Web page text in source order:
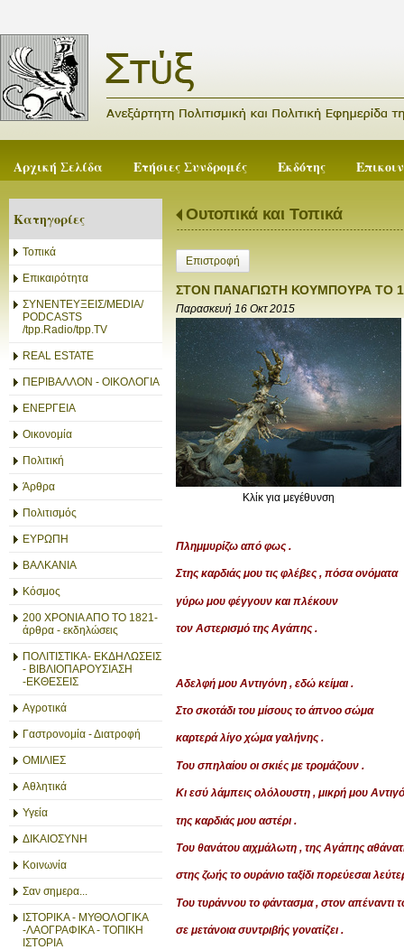
Αρχική Σελίδα Ετήσιες Συνδρομές Εκδότης
Κατηγορίες
Τοπικά
Επικαιρότητα
ΣΥΝΕΝΤΕΥΞΕΙΣ/MEDIA/
PODCASTS
/tpp.Radio/tpp.TV
REAL ESTATE
ΠΕΡΙΒΑΛΛΟΝ - ΟΙΚΟΛΟΓΙΑ
ΕΝΕΡΓΕΙΑ
Οικονομία
Πολιτική
Άρθρα
Πολιτισμός
ΕΥΡΩΠΗ
ΒΑΛΚΑΝΙΑ
Κόσμος
200 ΧΡΟΝΙΑ ΑΠΟ ΤΟ 1821-
άρθρα - εκδηλώσεις
ΠΟΛΙΤΙΣΤΙΚΑ- ΕΚΔΗΛΩΣΕΙΣ
- ΒΙΒΛΙΟΠΑΡΟΥΣΙΑΣΗ
-ΕΚΘΕΣΕΙΣ
Αγροτικά
Γαστρονομία - Διατροφή
ΟΜΙΛΙΕΣ
Αθλητικά
Υγεία
ΔΙΚΑΙΟΣΥΝΗ
Κοινωνία
Σαν σημερα...
ΙΣΤΟΡΙΚΑ - ΜΥΘΟΛΟΓΙΚΑ
-ΛΑΟΓΡΑΦΙΚΑ - ΤΟΠΙΚΗ
ΙΣΤΟΡΙΑ
Ουτοπικά και Τοπικά
Επιστροφή
ΣΤΟΝ ΠΑΝΑΓΙΩΤΗ ΚΟΥΜΠΟΥΡΑ ΤΟ
Παρασκευή 16 Οκτ 2015
Κλίκ για μεγέθυνση
Πλημμυρίζω από φως .
Στης καρδιάς μου τις φλέβες , πόσα ονόματα
γύρω μου φέγγουν και πλέκουν
τον Αστερισμό της Αγάπης .
Αδελφή μου Αντιγόνη , εδώ κείμαι .
Στο σκοτάδι του μίσους το άπνοο σώμα
καρτερά λίγο χώμα γαλήνης .
Του σπηλαίου οι σκιές με τρομάζουν .
Κι εσύ λάμπεις ολόλουστη , μικρή μου
της καρδιάς μου αστέρι .
Του θανάτου αιχμάλωτη , της Αγάπης
στης ζωής το ουράνιο ταξίδι πορεύεσαι
Του τυράννου το φάντασμα , στον απέναντι
σε μετάνοια συντριβής γονατίζει .